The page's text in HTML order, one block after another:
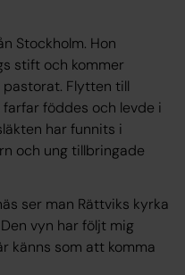
Stockholm. Hon
stift och kommer
Flytten till
föddes och levde i
har funnits i
och ung tillbringade
ser man Rättviks kyrka
vyn har följt mig
känns som att komma